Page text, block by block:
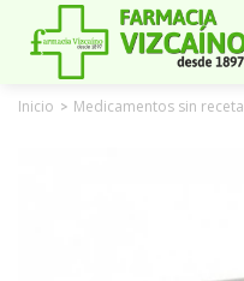
Inicio > Medicamentos sin receta